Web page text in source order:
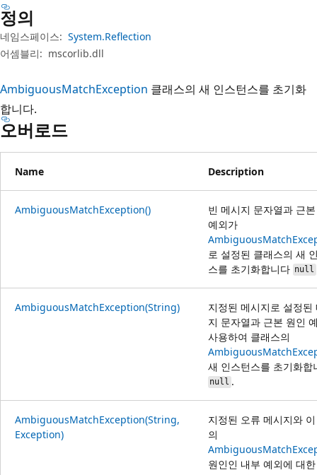
정의
네임스페이스: System.Reflection
어셈블리: mscorlib.dll
AmbiguousMatchException 클래스의 새 인스턴스를 초기화
합니다.
오버로드
Name Description
AmbiguousMatchException()
빈 메시지 문자열과 근
예외가
로 설정된 클래스의 새
스를 초기화합니다 null
AmbiguousMatchException(String)
지정된 메시지로 설정된
지 문자열과 근본 원인
사용하여 클래스의
새 인스턴스를 초기화합
null .
AmbiguousMatchException(String,
Exception)
지정된 오류 메시지와
의
원인인 내부 예외에 대